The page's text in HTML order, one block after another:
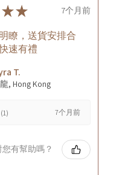
★★ 7个月前
瞭，送貨安排合
速有禮
T.
, Hong Kong
7个月前
有幫助嗎？